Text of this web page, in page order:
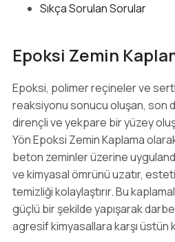
Sıkça Sorulan Sorular
Epoksi Zemin
Epoksi, polimer reçineler ve
reaksiyonu sonucu oluşan, son
dirençli ve yekpare bir yüzey
Yön Epoksi Zemin Kaplama
beton zeminler üzerine
ve kimyasal ömrünü uzatır,
temizliği kolaylaştırır. Bu
güçlü bir şekilde yapışarak
agresif kimyasallara karşı üstün